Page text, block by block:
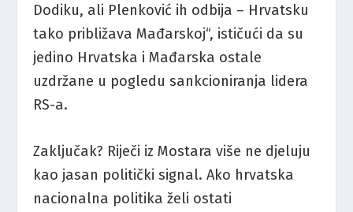
Dodiku, ali Plenković ih odbija – Hrvatsku
tako približava Mađarskoj“, ističući da su
jedino Hrvatska i Mađarska ostale
uzdržane u pogledu sankcioniranja lidera
RS-a.
Zaključak? Riječi iz Mostara više ne djeluju
kao jasan politički signal. Ako hrvatska
nacionalna politika želi ostati